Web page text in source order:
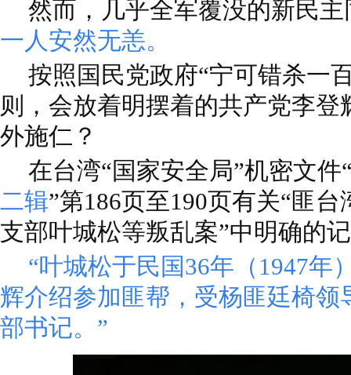
然而，几乎全军覆没的新民
一人安然无恙。
按照国民党政府“宁可错杀一
则，会放着明摆着的共产党李
外施仁？
在台湾“国家安全局”机密文件
二辑”第186页至190页有关“匪
支部叶城松等叛乱案”中明确的
“叶城松于民国36年（1947年
辉介绍参加匪帮，受杨匪廷椅
部书记。”